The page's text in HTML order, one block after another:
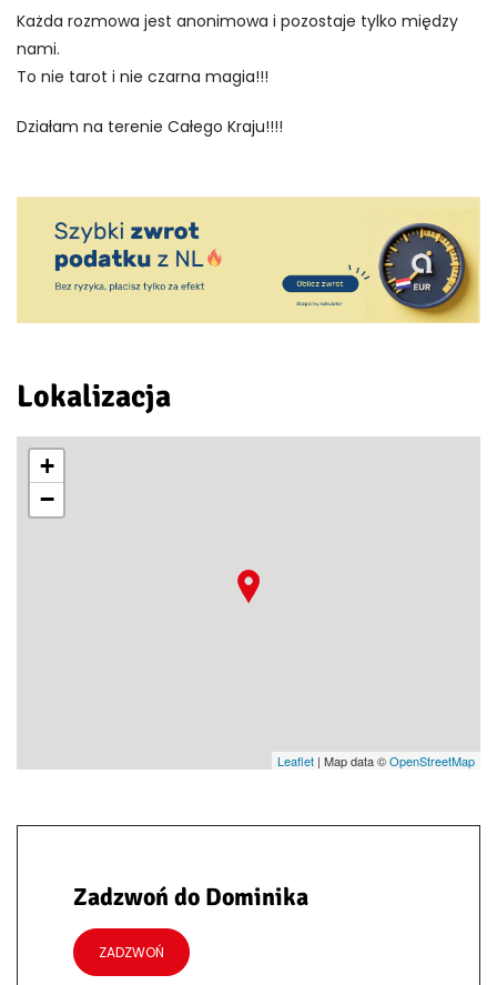
Każda rozmowa jest anonimowa i pozostaje tylko między
nami.
To nie tarot i nie czarna magia!!!
Działam na terenie Całego Kraju!!!!
Lokalizacja
+
−
Leaflet | Map data ©OpenStreetMap
Zadzwoń do Dominika
ZADZWOŃ